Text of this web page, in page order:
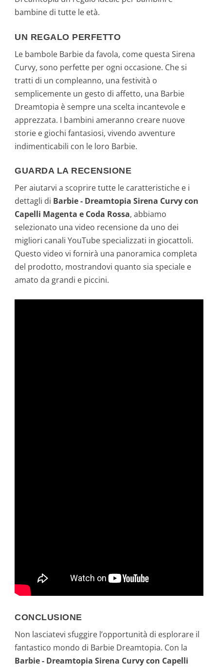
bambine di tutte le età.
UN REGALO PERFETTO
Le bambole Barbie da favola, come questa Sirena
Curvy, sono perfette per ogni occasione. Che si
tratti di un compleanno, una festività o
semplicemente un gesto di affetto, una Barbie
Dreamtopia è sempre una scelta incantevole e
apprezzata. I bambini ameranno creare nuove
storie e giochi fantasiosi, vivendo avventure
indimenticabili con le loro Barbie.
GUARDA LA RECENSIONE
Per aiutarvi a scoprire tutte le caratteristiche e i
dettagli di Barbie - Dreamtopia Sirena Curvy con
Capelli Magenta e Coda Rossa, abbiamo
selezionato una video recensione da uno dei
migliori canali YouTube specializzati in giocattoli.
Questo video vi fornirà una panoramica completa
del prodotto, mostrandovi quanto sia speciale e
amato da grandi e piccini.
CONCLUSIONE
Non lasciatevi sfuggire l’opportunità di esplorare il
fantastico mondo di Barbie Dreamtopia. Con la
Barbie - Dreamtopia Sirena Curvy con Capelli